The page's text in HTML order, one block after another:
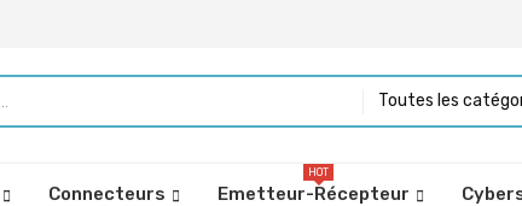
Toutes les
Connecteurs Emetteur-Récepteur
HOT